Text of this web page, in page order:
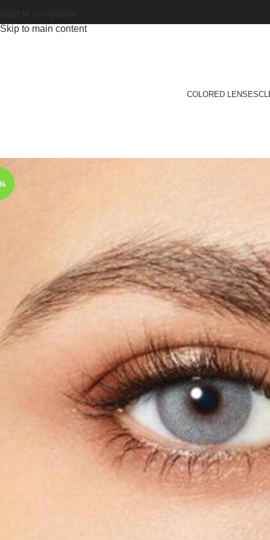
Skip to main content
COLORED LENSES